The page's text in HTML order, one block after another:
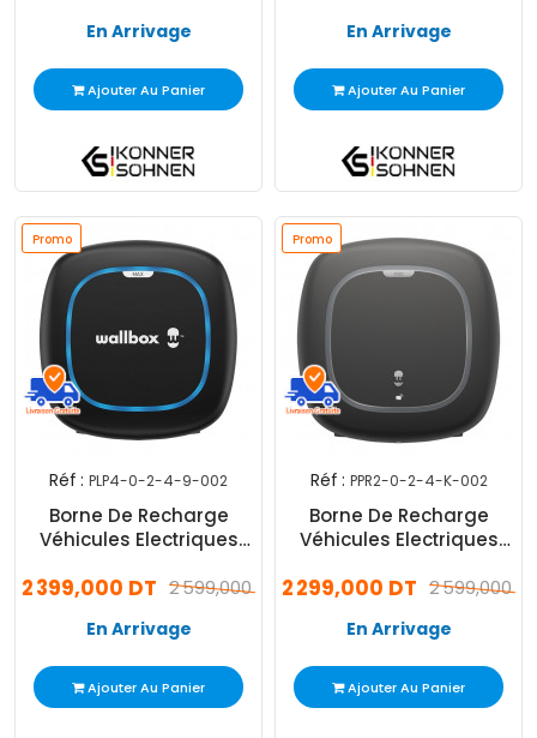
En Arrivage
Ajouter Au Panier
En Arrivage
Ajouter Au Panier
Promo
Réf : PLP4-0-2-4-9-002
Borne De Recharge
Véhicules Electriques
kW Noir2 599,000 DT
2 399,000 DT
En Arrivage
Ajouter Au Panier
Promo
Réf : PPR2-0-2-4-K-002
Borne De Recharge
Véhicules Electriques
Noir 2 599,000
2 299,000 DT
En Arrivage
Ajouter Au Panier